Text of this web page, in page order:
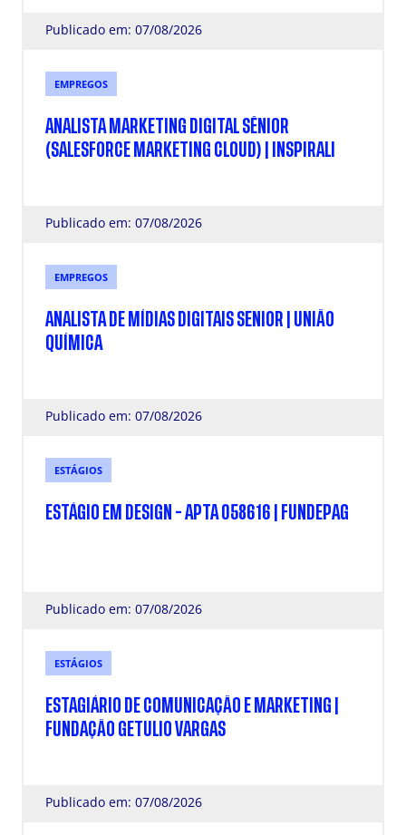
Publicado em: 07/08/2026
EMPREGOS
ANALISTA MARKETING DIGITAL SÊNIOR
(SALESFORCE MARKETING CLOUD) | INSPIRALI
Publicado em: 07/08/2026
EMPREGOS
ANALISTA DE MÍDIAS DIGITAIS SENIOR | UNIÃO
QUÍMICA
Publicado em: 07/08/2026
ESTÁGIOS
ESTÁGIO EM DESIGN - APTA 058616 | FUNDEPAG
Publicado em: 07/08/2026
ESTÁGIOS
ESTAGIÁRIO DE COMUNICAÇÃO E MARKETING |
FUNDAÇÃO GETULIO VARGAS
Publicado em: 07/08/2026